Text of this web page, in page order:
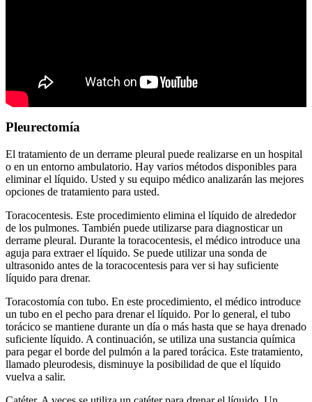
Pleurectomía
El tratamiento de un derrame pleural puede realizarse en un hospital
o en un entorno ambulatorio. Hay varios métodos disponibles para
eliminar el líquido. Usted y su equipo médico analizarán las mejores
opciones de tratamiento para usted.
Toracocentesis. Este procedimiento elimina el líquido de alrededor
de los pulmones. También puede utilizarse para diagnosticar un
derrame pleural. Durante la toracocentesis, el médico introduce una
aguja para extraer el líquido. Se puede utilizar una sonda de
ultrasonido antes de la toracocentesis para ver si hay suficiente
líquido para drenar.
Toracostomía con tubo. En este procedimiento, el médico introduce
un tubo en el pecho para drenar el líquido. Por lo general, el tubo
torácico se mantiene durante un día o más hasta que se haya drenado
suficiente líquido. A continuación, se utiliza una sustancia química
para pegar el borde del pulmón a la pared torácica. Este tratamiento,
llamado pleurodesis, disminuye la posibilidad de que el líquido
vuelva a salir.